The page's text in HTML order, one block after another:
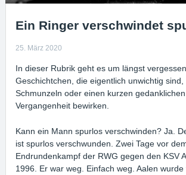
Ein Ringer verschwindet
25. März 2020
In dieser Rubrik geht es um längst
Geschichtchen, die eigentlich unwichtig
Schmunzeln oder einen kurzen
Vergangenheit bewirken.
Kann ein Mann spurlos verschwinden? Ja.
ist spurlos verschwunden. Zwei Tage vor
Endrundenkampf der RWG gegen den KSV
1996. Er war weg. Einfach weg. Aalen